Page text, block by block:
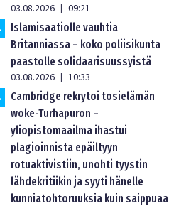
03.08.2026 | 09:21
Islamisaatiolle vauhtia
Britanniassa – koko poliisikunta
paastolle solidaarisuussyistä
03.08.2026 | 10:33
Cambridge rekrytoi tosielämän
woke-Turhapuron –
yliopistomaailma ihastui
plagioinnista epäiltyyn
rotuaktivistiin, unohti tyystin
lähdekritiikin ja syyti hänelle
kunniatohtoruuksia kuin saippuaa